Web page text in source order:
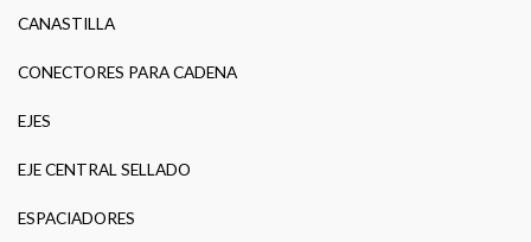
CANASTILLA
CONECTORES PARA CADENA
EJES
EJE CENTRAL SELLADO
ESPACIADORES